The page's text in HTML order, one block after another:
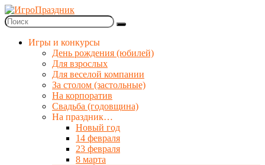
Игры и конкурсы
День рождения (юбилей)
Для взрослых
Для веселой компании
За столом (застольные)
На корпоратив
Свадьба (годовщина)
На праздник…
Новый год
14 февраля
23 февраля
8 марта